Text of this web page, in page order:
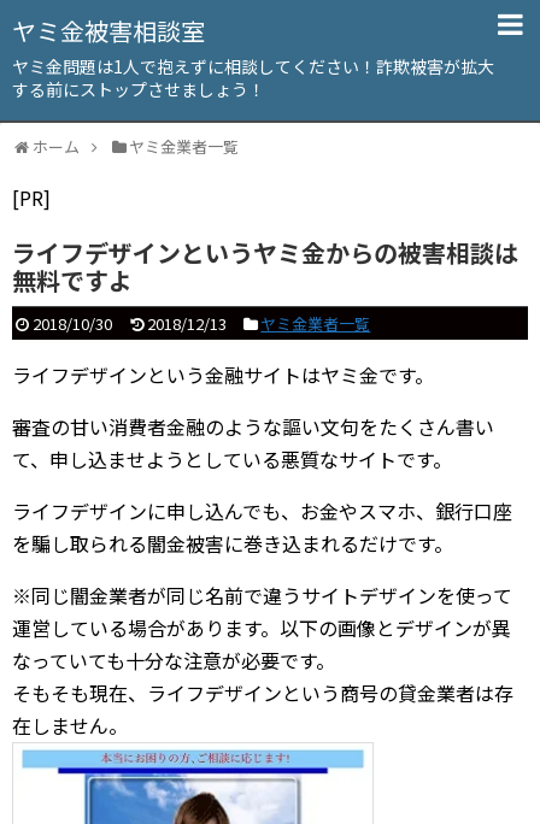
ヤミ金被害相談室
ヤミ金問題は1人で抱えずに相談してください！詐欺被害が拡大
する前にストップさせましょう！
ホーム ヤミ金業者一覧
[PR]
ライフデザインというヤミ金からの被害相談は
無料ですよ
2018/10/30 2018/12/13 ヤミ金業者一覧
ライフデザインという金融サイトはヤミ金です。
審査の甘い消費者金融のような謳い文句をたくさん書い
て、申し込ませようとしている悪質なサイトです。
ライフデザインに申し込んでも、お金やスマホ、銀行口座
を騙し取られる闇金被害に巻き込まれるだけです。
※同じ闇金業者が同じ名前で違うサイトデザインを使って
運営している場合があります。以下の画像とデザインが異
なっていても十分な注意が必要です。
そもそも現在、ライフデザインという商号の貸金業者は存
在しません。